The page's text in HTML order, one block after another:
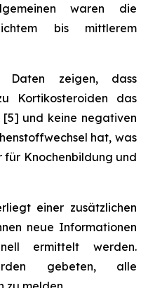
waren die
bis mittlerem
Daten zeigen, dass
Kortikosteroiden das
[5] und keine negativen
hat, was
für Knochenbildung und
einer zusätzlichen
neue Informationen
ermittelt werden.
gebeten, alle